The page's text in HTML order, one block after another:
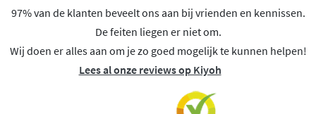
97% van de klanten beveelt ons aan bij vrienden en kennissen.
De feiten liegen er niet om.
Wij doen er alles aan om je zo goed mogelijk te kunnen helpen!
Lees al onze reviews op Kiyoh